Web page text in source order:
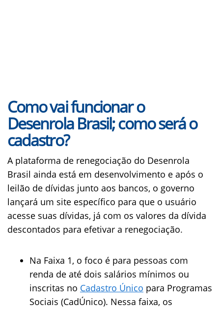
Como vai funcionar o
Desenrola Brasil; como será o
cadastro?
A plataforma de renegociação do Desenrola
Brasil ainda está em desenvolvimento e após o
leilão de dívidas junto aos bancos, o governo
lançará um site específico para que o usuário
acesse suas dívidas, já com os valores da dívida
descontados para efetivar a renegociação.
Na Faixa 1, o foco é para pessoas com
renda de até dois salários mínimos ou
inscritas no Cadastro Único para Programas
Sociais (CadÚnico). Nessa faixa, os